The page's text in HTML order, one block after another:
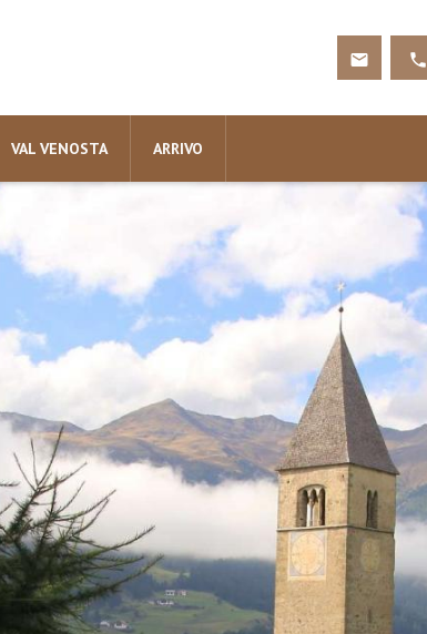


VAL VENOSTA ARRIVO